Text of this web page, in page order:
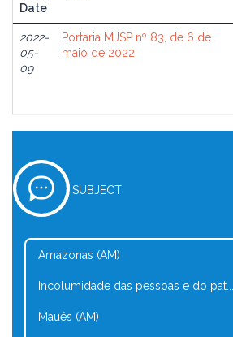
Date
2022-
05-
09
Portaria MJSP nº 83, de 6 de
maio de 2022
SUBJECT
Amazonas (AM)
Incolumidade das pessoas e do pat...
Maués (AM)